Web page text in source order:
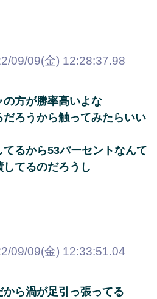
09/09(金) 12:28:37.98
方が勝率高いよな
ろうから触ってみたらいい
るから53パーセントなんて
てるのだろうし
09/09(金) 12:33:51.04
ら渦が足引っ張ってる